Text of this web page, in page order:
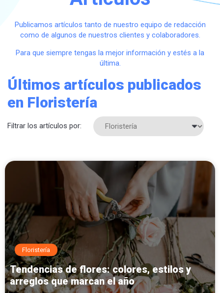
Publicamos artículos tanto de nuestro equipo de redacción
como de algunos de nuestros clientes y colaboradores.
Para que siempre tengas la mejor información y estés a la
última.
Últimos artículos publicados
en Floristería
Filtrar los artículos por:
Floristería
Tendencias de flores: colores, estilos y
arreglos que marcan el año